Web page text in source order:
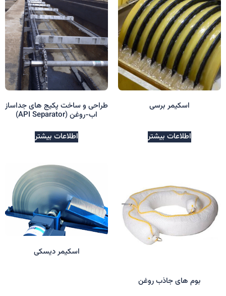
اسکیمر برسی
اطلاعات بیشتر
طراحی و ساخت پکیج های جداساز
اب-روغن (API Separator)
اطلاعات بیشتر
بوم های جاذب روغن
اسکیمر دیسکی